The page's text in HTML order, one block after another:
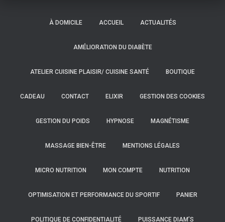
À DOMICILE ACCUEIL ACTUALITÉS
AMÉLIORATION DU DIABÈTE
ATELIER CUISINE PLAISIR/ CUISINE SANTÉ BOUTIQUE
CADEAU CONTACT ELIXIR GESTION DES COOKIES
GESTION DU POIDS HYPNOSE MAGNÉTISME
MASSAGE BIEN-ÊTRE MENTIONS LÉGALES
MICRO NUTRITION MON COMPTE NUTRITION
OPTIMISATION ET PERFORMANCE DU SPORTIF PANIER
POLITIQUE DE CONFIDENTIALITÉ PUISSANCE DIAM’S